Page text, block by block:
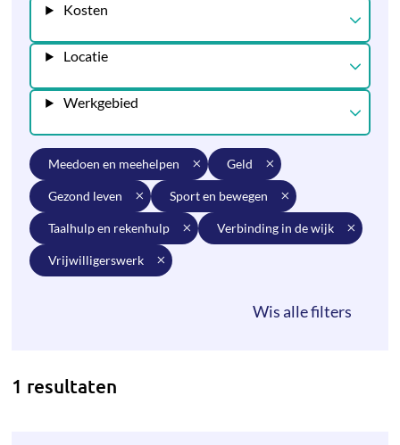
Kosten
Locatie
Werkgebied
meedoen en meehelpen geld
gezond leven sport en bewegen
taalhulp en rekenhulp verbinding in de wijk
vrijwilligerswerk
1 resultaten